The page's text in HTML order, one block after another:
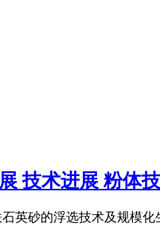
技术进展 粉体
英砂的浮选技术及规模